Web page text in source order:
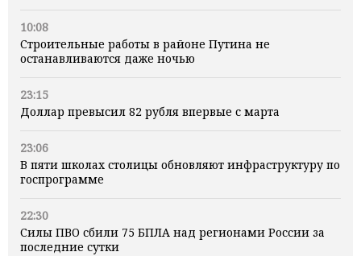
10:08
Строительные работы в районе Путина не
останавливаются даже ночью
23:15
Доллар превысил 82 рубля впервые с марта
23:06
В пяти школах столицы обновляют инфраструктуру по
госпрограмме
22:30
Силы ПВО сбили 75 БПЛА над регионами России за
последние сутки